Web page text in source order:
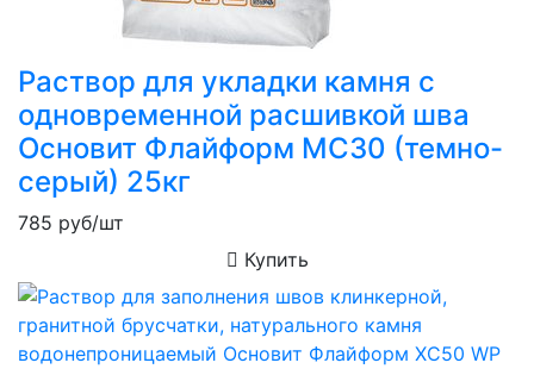
Раствор для укладки камня с
одновременной расшивкой шва
Основит Флайформ MC30 (темно-
серый) 25кг
785 руб/шт
Купить